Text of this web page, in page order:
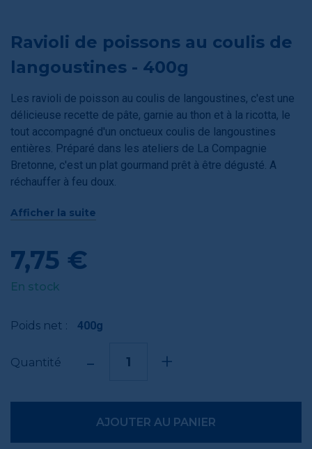
Ravioli de poissons au coulis de
langoustines - 400g
Les ravioli de poisson au coulis de langoustines, c'est une
délicieuse recette de pâte, garnie au thon et à la ricotta, le
tout accompagné d'un onctueux coulis de langoustines
entières. Préparé dans les ateliers de La Compagnie
Bretonne, c'est un plat gourmand prêt à être dégusté. A
réchauffer à feu doux.
Anecdote : Les plats cuisinés de La Compagnie Bretonne
équilibre des saveurs et un goût de "comme à la maison".
Afficher la suite
7,75 €
En stock
Poids net : 400g
Quantité - +
AJOUTER AU PANIER